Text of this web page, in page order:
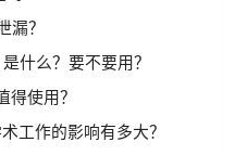
漏？
什么？要不要用？
得使用？
工作的影响有多大？